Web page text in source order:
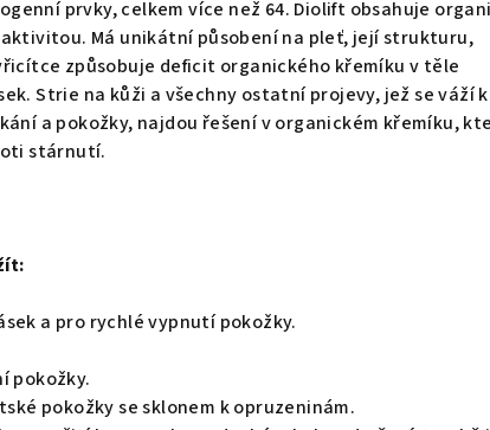
prvky, celkem více než 64. Diolift obsahuje
Má unikátní působení na pleť, její strukturu,
způsobuje deficit organického křemíku v těle
Strie na kůži a všechny ostatní projevy, jež se váží
a pokožky, najdou řešení v organickém křemíku,
stárnutí.
a pro rychlé vypnutí pokožky.
pokožky.
pokožky se sklonem k opruzeninám.